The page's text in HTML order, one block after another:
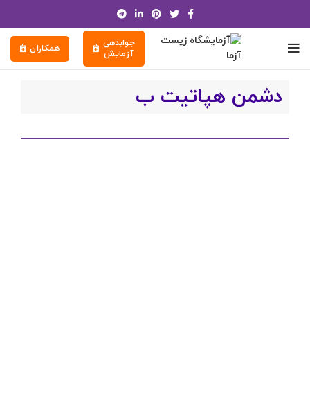
جوابدهی
آزمایش
همکاران
دشمن هپاتیت ب